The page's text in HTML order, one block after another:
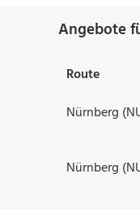
Angebote
Route
Nürnberg
Nürnberg